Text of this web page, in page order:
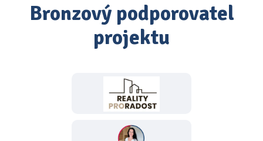
Bronzový podporovatel
projektu